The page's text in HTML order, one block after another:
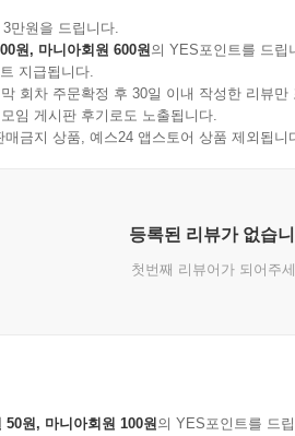
만원을 드립니다.
원, 마니아회원 600원의 YES포인트를 드립
지급됩니다.
회차 주문확정 후 30일 이내 작성한 리뷰만
임 게시판 후기로도 노출됩니다.
금지 상품, 예스24 앱스토어 상품 제외됩니
등록된 리뷰가 없습
첫번째 리뷰어가 되어주
50원, 마니아회원 100원의 YES포인트를 드